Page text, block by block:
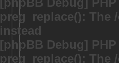
[phpBB Debug]
preg_replace(): The
instead
[phpBB Debug]
preg_replace(): The